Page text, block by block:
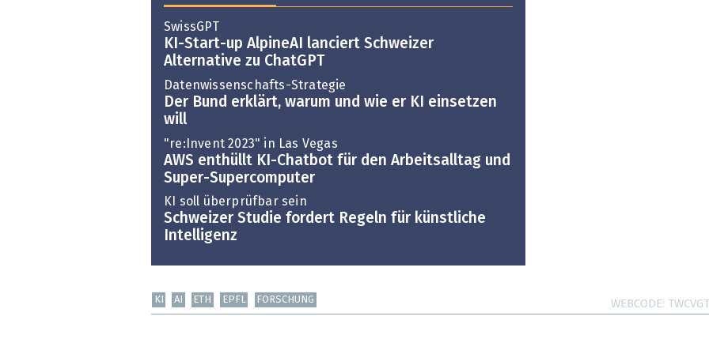
SwissGPT
KI-Start-up AlpineAI lanciert Schweizer
Alternative zu ChatGPT
Datenwissenschafts-Strategie
Der Bund erklärt, warum und wie er KI einsetzen
will
"re:Invent 2023" in Las Vegas
AWS enthüllt KI-Chatbot für den Arbeitsalltag und
Super-Supercomputer
KI soll überprüfbar sein
Schweizer Studie fordert Regeln für künstliche
Intelligenz
KI AI ETH EPFL FORSCHUNG WEBCODE